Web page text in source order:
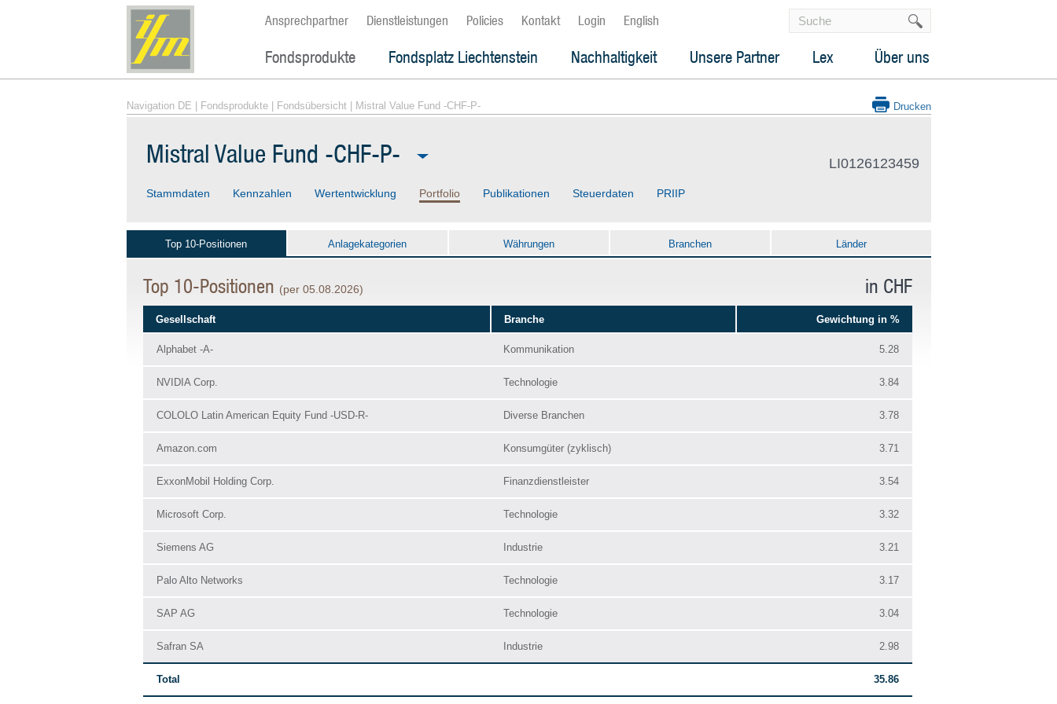
Ansprechpartner Dienstleistungen Policies Kontakt Login English
Fondsprodukte Fondsplatz Liechtenstein Nachhaltigkeit Unsere Partner Lex Über uns
Navigation DE Fondsprodukte| Fondsübersicht| Mistral Value Fund -CHF-P- Drucken
Mistral Value Fund -CHF-P- LI0126123459
Stammdaten Kennzahlen Wertentwicklung Portfolio Publikationen Steuerdaten PRIIP
Top 10-Positionen Anlagekategorien Währungen Branchen Länder
in CHF
Top 10-Positionen (per 05.08.2026)
Gesellschaft Branche Gewichtung in %
Alphabet -A- Kommunikation 5.28
NVIDIA Corp. Technologie 3.84
COLOLO Latin American Equity Fund -USD-R- Diverse Branchen 3.78
Amazon.com Konsumgüter (zyklisch) 3.71
ExxonMobil Holding Corp. Finanzdienstleister 3.54
Microsoft Corp. Technologie 3.32
Siemens AG Industrie 3.21
Palo Alto Networks Technologie 3.17
SAP AG Technologie 3.04
Safran SA Industrie 2.98
Total 35.86